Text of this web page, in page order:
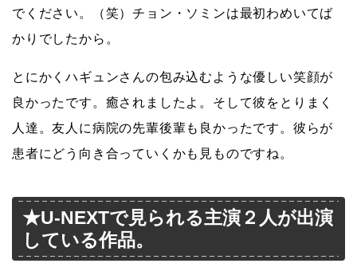
でください。（笑）チョン・ソミンは最初わめいてば
かりでしたから。
とにかくハギュンさんの包み込むような優しい笑顔が
良かったです。癒されましたよ。そして彼をとりまく
人達。友人に病院の先輩後輩も良かったです。彼らが
患者にどう向き合っていくかも見ものですね。
★U-NEXTで見られる主演２人が出演
している作品。